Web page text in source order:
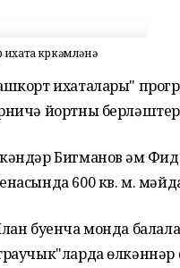
күркәмләнә
ихаталары"
йортны
Бигманов һәм
600 кв. м.
буенча монда